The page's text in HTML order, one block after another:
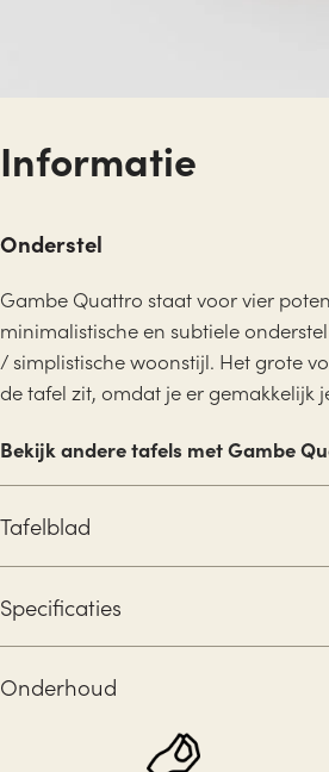
Informatie
Onderstel
Gambe Quattro staat voor vier
minimalistische en subtiele
/ simplistische woonstijl. Het grote
de tafel zit, omdat je er gemakkelijk
Bekijk andere tafels met Gambe
Tafelblad
Specificaties
Onderhoud